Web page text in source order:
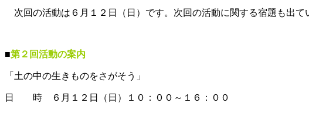
次回の活動は６月１２日（日）です。次回の活動に関する宿題も出て
■第２回活動の案内
「土の中の生きものをさがそう」
日 時 ６月１２日（日）１０：００～１６：００